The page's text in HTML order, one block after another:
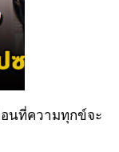
นที่ความทุกข์จะ